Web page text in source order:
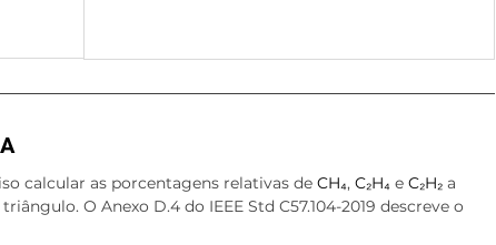
calcular as porcentagens relativas de CH₄, C₂H₄ e C₂H₂ a
O Anexo D.4 do IEEE Std C57.104-2019 descreve o